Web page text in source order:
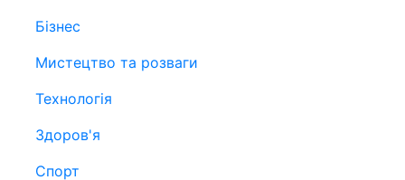
Бізнес
Мистецтво та розваги
Технологія
Здоров'я
Спорт